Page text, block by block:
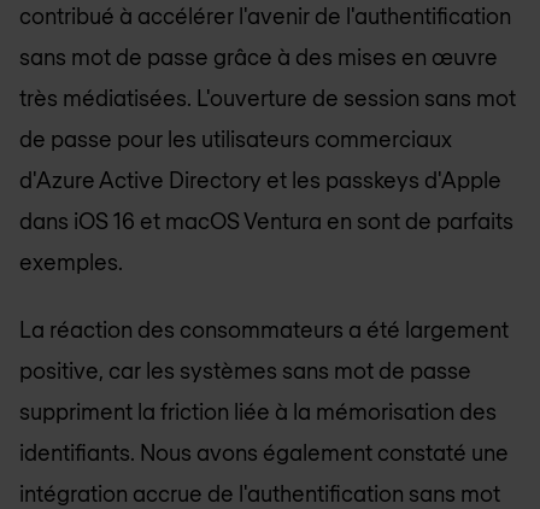
contribué à accélérer l'avenir de l'authentification
sans mot de passe grâce à des mises en œuvre
très médiatisées. L'ouverture de session sans mot
de passe pour les utilisateurs commerciaux
d'Azure Active Directory et les passkeys d'Apple
dans iOS 16 et macOS Ventura en sont de parfaits
exemples.
La réaction des consommateurs a été largement
positive, car les systèmes sans mot de passe
suppriment la friction liée à la mémorisation des
identifiants. Nous avons également constaté une
intégration accrue de l'authentification sans mot